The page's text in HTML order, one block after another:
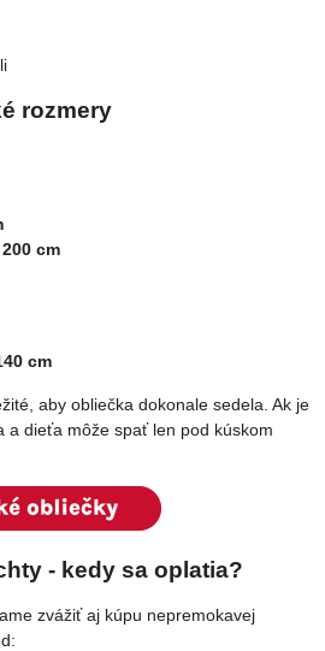
rozmery
cm
cm
aby obliečka dokonale sedela. Ak je
a dieťa môže spať len pod kúskom
- kedy sa oplatia?
zvážiť aj kúpu nepremokavej